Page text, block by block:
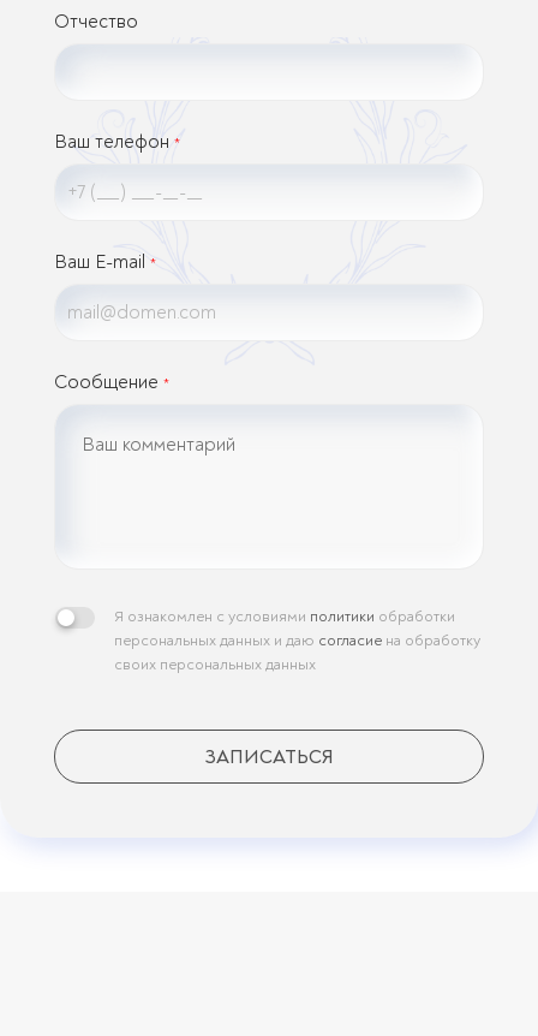
Отчество
Ваш телефон *
Ваш E-mail *
Сообщение *
Я ознакомлен с условиями политики обработки
персональных данных и даю согласие на обработку
своих персональных данных
ЗАПИСАТЬСЯ